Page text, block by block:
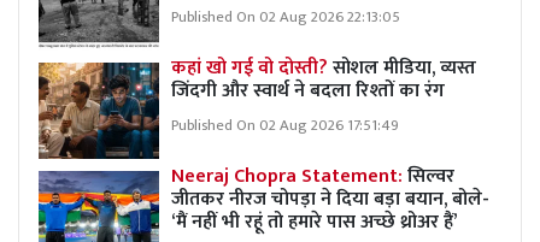
Published On 02 Aug 2026 22:13:05
कहां खो गई वो दोस्ती?सोशल मीडिया, व्यस्त
जिंदगी और स्वार्थ ने बदला रिश्तों का रंग
Published On 02 Aug 2026 17:51:49
Neeraj Chopra Statement:सिल्वर
जीतकर नीरज चोपड़ा ने दिया बड़ा बयान, बोले-
‘मैं नहीं भी रहूं तो हमारे पास अच्छे थ्रोअर हैं’